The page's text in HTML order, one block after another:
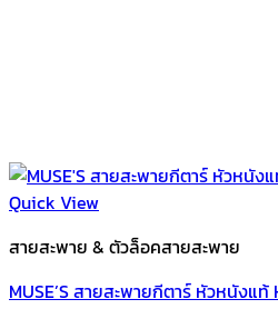
Quick View
สายสะพาย & ตัวล็อคสายสะพาย
MUSE’S สายสะพายกีตาร์ หัวหนังแท้